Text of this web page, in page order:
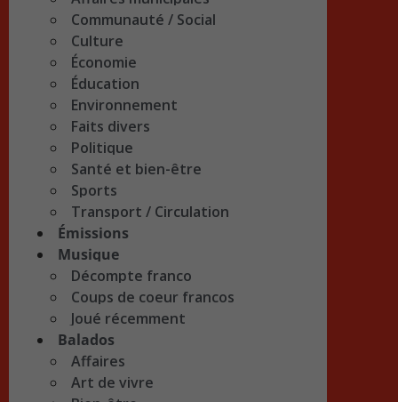
Communauté / Social
Culture
Économie
Éducation
Environnement
Faits divers
Politique
Santé et bien-être
Sports
Transport / Circulation
Émissions
Musique
Décompte franco
Coups de coeur francos
Joué récemment
Balados
Affaires
Art de vivre